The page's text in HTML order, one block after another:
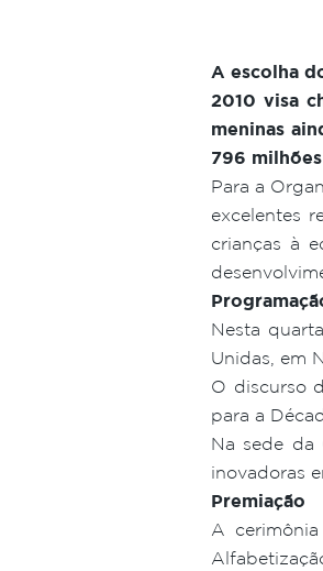
A escolha
2010 visa
meninas
796
Para a
excelentes
crianças à
Nesta
Unidas, em
O discurso
para a
Na sede da
inovadoras
Premiação
A